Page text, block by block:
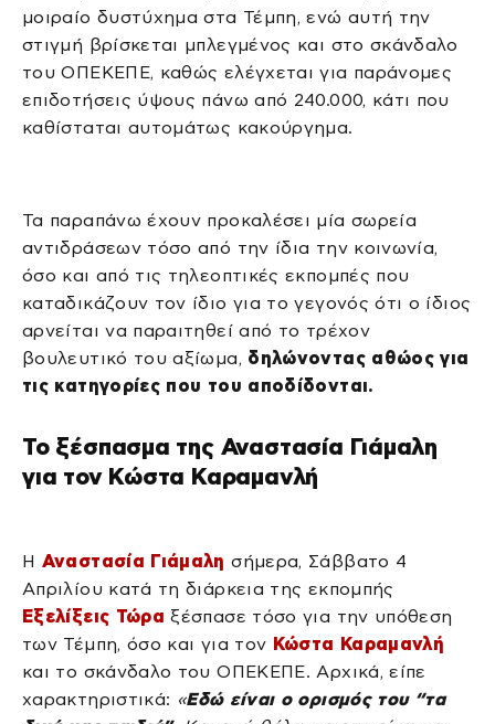
μοιραίο δυστύχημα στα Τέμπη, ενώ αυτή την
στιγμή βρίσκεται μπλεγμένος και στο σκάνδαλο
του ΟΠΕΚΕΠΕ, καθώς ελέγχεται για παράνομες
επιδοτήσεις ύψους πάνω από 240.000, κάτι που
καθίσταται αυτομάτως κακούργημα.
Τα παραπάνω έχουν προκαλέσει μία σωρεία
αντιδράσεων τόσο από την ίδια την κοινωνία,
όσο και από τις τηλεοπτικές εκπομπές που
καταδικάζουν τον ίδιο για το γεγονός ότι ο ίδιος
αρνείται να παραιτηθεί από το τρέχον
βουλευτικό του αξίωμα, δηλώνοντας αθώος για
τις κατηγορίες που του αποδίδονται.
Το ξέσπασμα της Αναστασία Γιάμαλη
για τον Κώστα Καραμανλή
Η Αναστασία Γιάμαλη σήμερα, Σάββατο 4
Απριλίου κατά τη διάρκεια της εκπομπής
Εξελίξεις Τώρα ξέσπασε τόσο για την υπόθεση
των Τέμπη, όσο και για τον Κώστα Καραμανλή
και το σκάνδαλο του ΟΠΕΚΕΠΕ. Αρχικά, είπε
χαρακτηριστικά: «Εδώ είναι ο ορισμός του “τα